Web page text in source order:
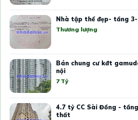
Nhà tập thể đẹp- tầng 3-
Thương lượng
Bán chung cư kđt
nội
7 Tỷ
4.7 tỷ CC Sài Đồng -
thất